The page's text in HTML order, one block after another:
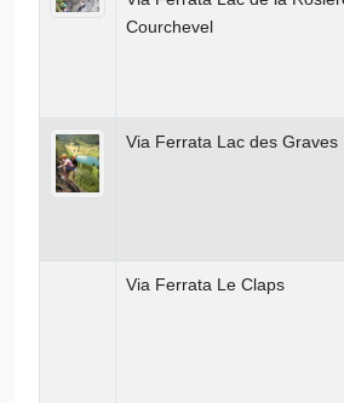
Courchevel
Via Ferrata Lac des Graves
Via Ferrata Le Claps